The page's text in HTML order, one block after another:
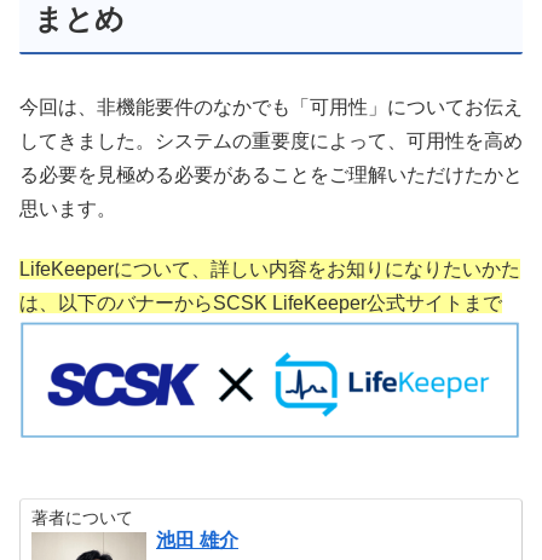
まとめ
今回は、非機能要件のなかでも「可用性」についてお伝え
してきました。システムの重要度によって、可用性を高め
る必要を見極める必要があることをご理解いただけたかと
思います。
LifeKeeperについて、詳しい内容をお知りになりたいかた
は、以下のバナーからSCSK LifeKeeper公式サイトまで
著者について
池田 雄介